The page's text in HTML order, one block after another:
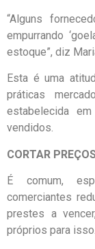
“Alguns
empurrando
estoque”, diz
Esta é uma
práticas
estabelecida
vendidos.
CORTAR
É comum,
comerciantes
prestes a
próprios para isso.